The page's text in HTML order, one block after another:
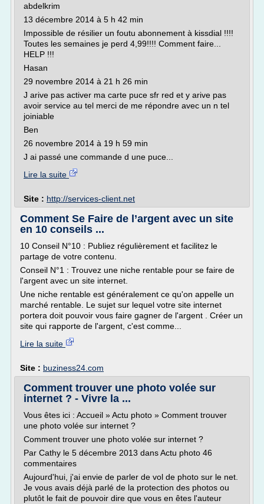
abdelkrim
13 décembre 2014 à 5 h 42 min
Impossible de résilier un foutu abonnement à kissdial !!!!
Toutes les semaines je perd 4,99!!!! Comment faire...
HELP !!!
Hasan
29 novembre 2014 à 21 h 26 min
J arive pas activer ma carte puce sfr red et y arive pas
avoir service au tel merci de me répondre avec un n tel
joiniable
Ben
26 novembre 2014 à 19 h 59 min
J ai passé une commande d une puce...
Lire la suite
Site : http://services-client.net
Comment Se Faire de l’argent avec un site
en 10 conseils ...
10 Conseil N°10 : Publiez régulièrement et facilitez le
partage de votre contenu.
Conseil N°1 : Trouvez une niche rentable pour se faire de
l'argent avec un site internet.
Une niche rentable est généralement ce qu'on appelle un
marché rentable. Le sujet sur lequel votre site internet
portera doit pouvoir vous faire gagner de l'argent . Créer un
site qui rapporte de l'argent, c'est comme...
Lire la suite
Site : buziness24.com
Comment trouver une photo volée sur
internet ? - Vivre la ...
Vous êtes ici : Accueil » Actu photo » Comment trouver
une photo volée sur internet ?
Comment trouver une photo volée sur internet ?
Par Cathy le 5 décembre 2013 dans Actu photo 46
commentaires
Aujourd'hui, j'ai envie de parler de vol de photo sur le net.
Je vous avais déjà parlé de la protection des photos ou
plutôt le fait de pouvoir dire que vous en êtes l'auteur